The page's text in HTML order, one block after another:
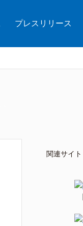
プレスリリース
関連サイト